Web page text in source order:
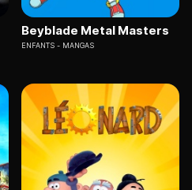
Beyblade Metal Masters
ENFANTS MANGAS